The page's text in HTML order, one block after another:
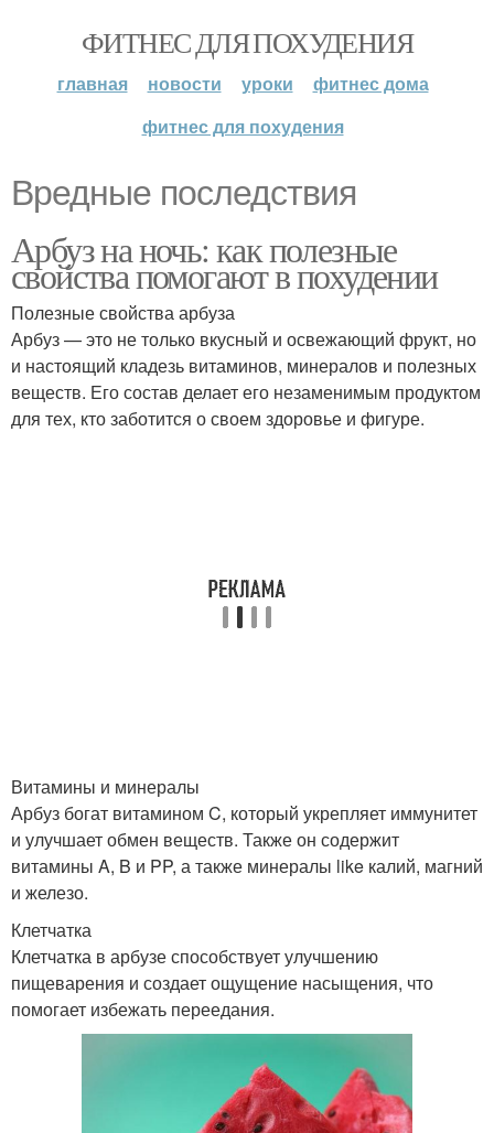
ФИТНЕС ДЛЯ ПОХУДЕНИЯ
главная новости уроки
фитнес дома
фитнес для похудения
Вредные последствия
Арбуз на ночь: как полезные
свойства помогают в похудении
Полезные свойства арбуза
Арбуз — это не только вкусный и освежающий фрукт, но
и настоящий кладезь витаминов, минералов и полезных
веществ. Его состав делает его незаменимым продуктом
для тех, кто заботится о своем здоровье и фигуре.
Витамины и минералы
Арбуз богат витамином C, который укрепляет иммунитет
и улучшает обмен веществ. Также он содержит
витамины A, B и PP, а также минералы like калий, магний
и железо.
Клетчатка
Клетчатка в арбузе способствует улучшению
пищеварения и создает ощущение насыщения, что
помогает избежать переедания.